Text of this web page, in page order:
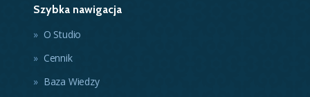
Szybka nawigacja
O Studio
Cennik
Baza Wiedzy